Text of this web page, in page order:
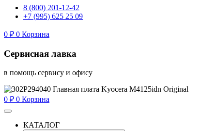
8 (800) 201-12-42
+7 (995) 625 25 09
0 ₽ 0 Корзина
Сервисная лавка
в помощь сервису и офису
0 ₽ 0 Корзина
КАТАЛОГ